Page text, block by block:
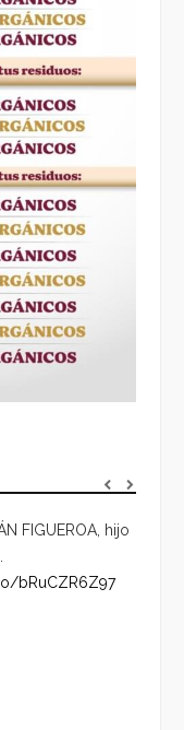
FIGUEROA, hijo
bRuCZR6Z97